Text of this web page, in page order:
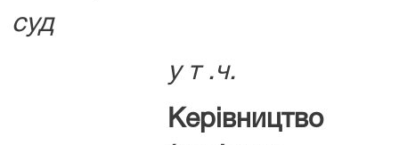
суд
у т .ч.
Керівництво